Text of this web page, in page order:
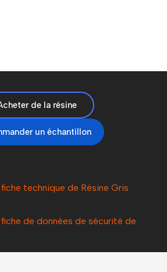
de la résine
un échantillon
fiche technique de Résine Gris
fiche de données de sécurité de